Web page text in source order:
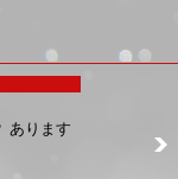
あります